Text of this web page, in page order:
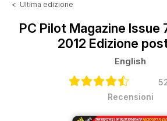
< Ultima edizione
PC Pilot Magazine Issue
2012 Edizione
English
Recensioni